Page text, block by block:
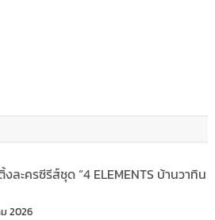
ละครซีรีส์ชุด “4 ELEMENTS บ้านวาทิน
2026